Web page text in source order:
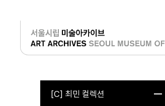
로그인
[C] 최민 컬렉션